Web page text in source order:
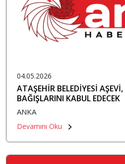
04.05.2026
ATAŞEHİR BELEDİYESİ
BAĞIŞLARINI KABUL EDECEK
ANKA
Devamını Oku